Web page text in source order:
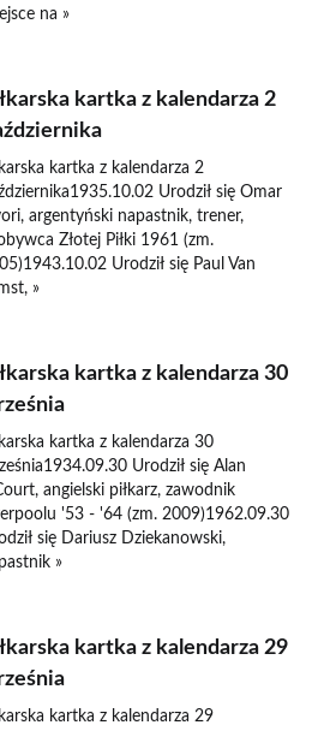
na »
kartka z kalendarza 2
kartka z kalendarza 2
Urodził się Omar
argentyński napastnik, trener,
Złotej Piłki 1961 (zm.
Urodził się Paul Van
»
kartka z kalendarza 30
kartka z kalendarza 30
Urodził się Alan
angielski piłkarz, zawodnik
'53 - '64 (zm. 2009)1962.09.30
się Dariusz Dziekanowski,
»
kartka z kalendarza 29
kartka z kalendarza 29